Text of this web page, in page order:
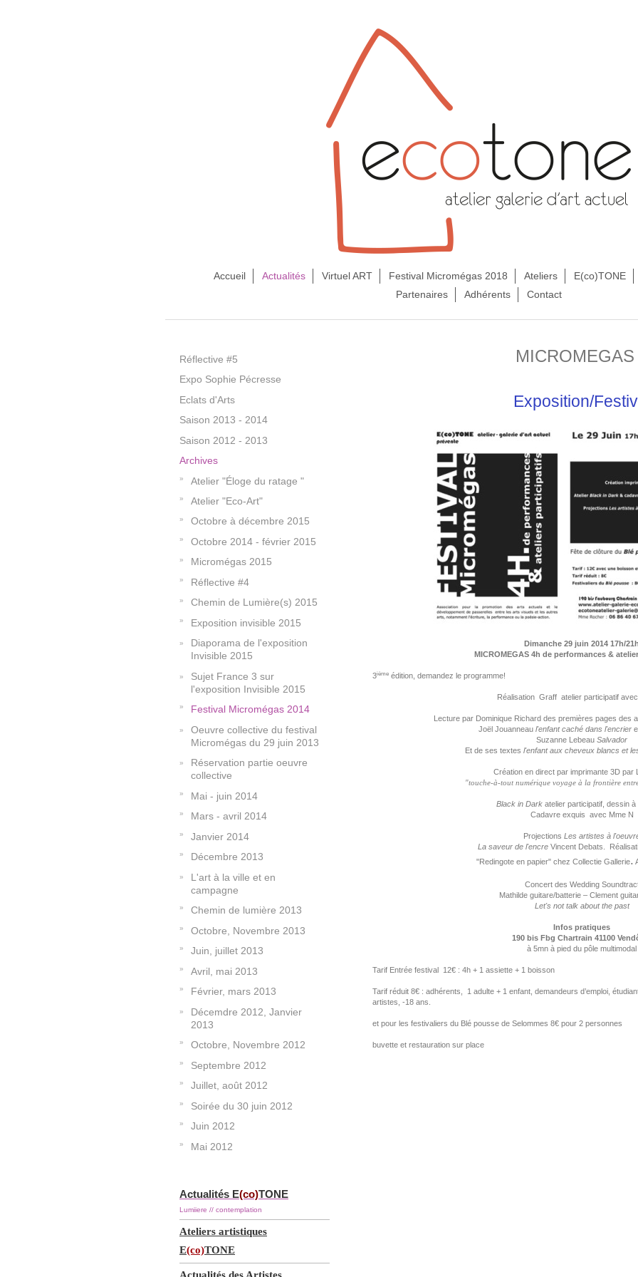
Accueil Actualités Virtuel ART Festival Micromégas 2018 Ateliers
E(co)TONE
Partenaires
Adhérents Contact
MICROMEGAS
Exposition/
Dimanche 29 juin 2014 17h/
MICROMEGAS 4h de performances &
3ièmeédition, demandez le programme!
Réalisation Graff atelier participatif
Lecture par Dominique Richard des premières pages des
Joël Jouanneau l'enfant caché dans l'encrier
Suzanne LebeauSalvador
Et de ses textesl'enfant aux cheveux blancs et
Création en direct par imprimante 3D par
"touche-à-tout numérique voyage à la frontière
Black in Darkatelier participatif, dessin à
Cadavre exquis avec Mme N
ProjectionsLes artistes à
La saveur de l'encreVincent Debats.
"Redingote en papier" chez Collectie Gallerie.
Concert des Wedding
Mathilde guitare/batterie – Clement
Let's not talk about the past
Infos pratiques
190 bis Fbg Chartrain 41100
à 5mn à pied du pôle multimodal
Tarif Entrée festival 12€ : 4h + 1 assiette + 1 boisson
Tarif réduit 8€ : adhérents, 1 adulte + 1 enfant, demandeurs d’emploi,
artistes, -18 ans.
et pour les festivaliers du Blé pousse de Selommes 8€ pour 2 personnes
buvette et restauration sur place
Réflective #5
Expo Sophie Pécresse
Eclats d'Arts
Saison 2013 - 2014
Saison 2012 - 2013
Archives
Atelier "Éloge du ratage "
Atelier "Eco-Art"
Octobre à décembre 2015
Octobre 2014 - février 2015
Micromégas 2015
Réflective #4
Chemin de Lumière(s) 2015
Exposition invisible 2015
Diaporama de l'exposition
Invisible 2015
Sujet France 3 sur
l'exposition Invisible 2015
Festival Micromégas 2014
Oeuvre collective du festival
Micromégas du 29 juin 2013
Réservation partie oeuvre
collective
Mai - juin 2014
Mars - avril 2014
Janvier 2014
Décembre 2013
L'art à la ville et en
campagne
Chemin de lumière 2013
Octobre, Novembre 2013
Juin, juillet 2013
Avril, mai 2013
Février, mars 2013
Décemdre 2012, Janvier
2013
Octobre, Novembre 2012
Septembre 2012
Juillet, août 2012
Soirée du 30 juin 2012
Juin 2012
Mai 2012
Actualités E(co)TONE
Lumiiere // contemplation
Ateliers artistiques
E(co)TONE
Actualités des Artistes